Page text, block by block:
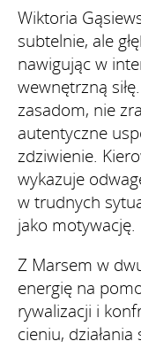
Wiktoria
subtelnie, ale
nawigując w
wewnętrzną
zasadom, nie
autentyczne
zdziwienie.
wykazuje
w trudnych
jako motywację.
Z Marsem w
energię na
rywalizacji i
cieniu,